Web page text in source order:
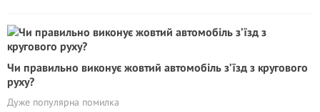
Чи правильно виконує жовтий автомобіль з’їзд з кругового
руху?
Дуже популярна помилка